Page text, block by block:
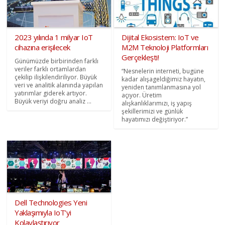
2023 yılında 1 milyar IoT
cihazına erişilecek
Günümüzde birbirinden farklı
veriler farklı ortamlardan
çekilip ilişkilendiriliyor. Büyük
veri ve analitik alanında yapılan
yatırımlar giderek artıyor.
Büyük veriyi doğru analiz ...
Dijital Ekosistem: IoT ve
M2M Teknoloji Platformları
Gerçekleşti!
“Nesnelerin interneti, bugüne
kadar alışageldiğimiz hayatın,
yeniden tanımlanmasına yol
açıyor. Üretim
alışkanlıklarımızı, iş yapış
şekillerimizi ve günlük
hayatımızı değiştiriyor.”
Dell Technologies Yeni
Yaklaşımıyla IoT’yi
Kolaylaştırıyor